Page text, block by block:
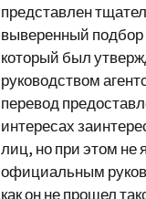
представлен
выверенный подбор
который был
руководством
перевод
интересах
лиц, но при этом не
официальным
как он не прошел